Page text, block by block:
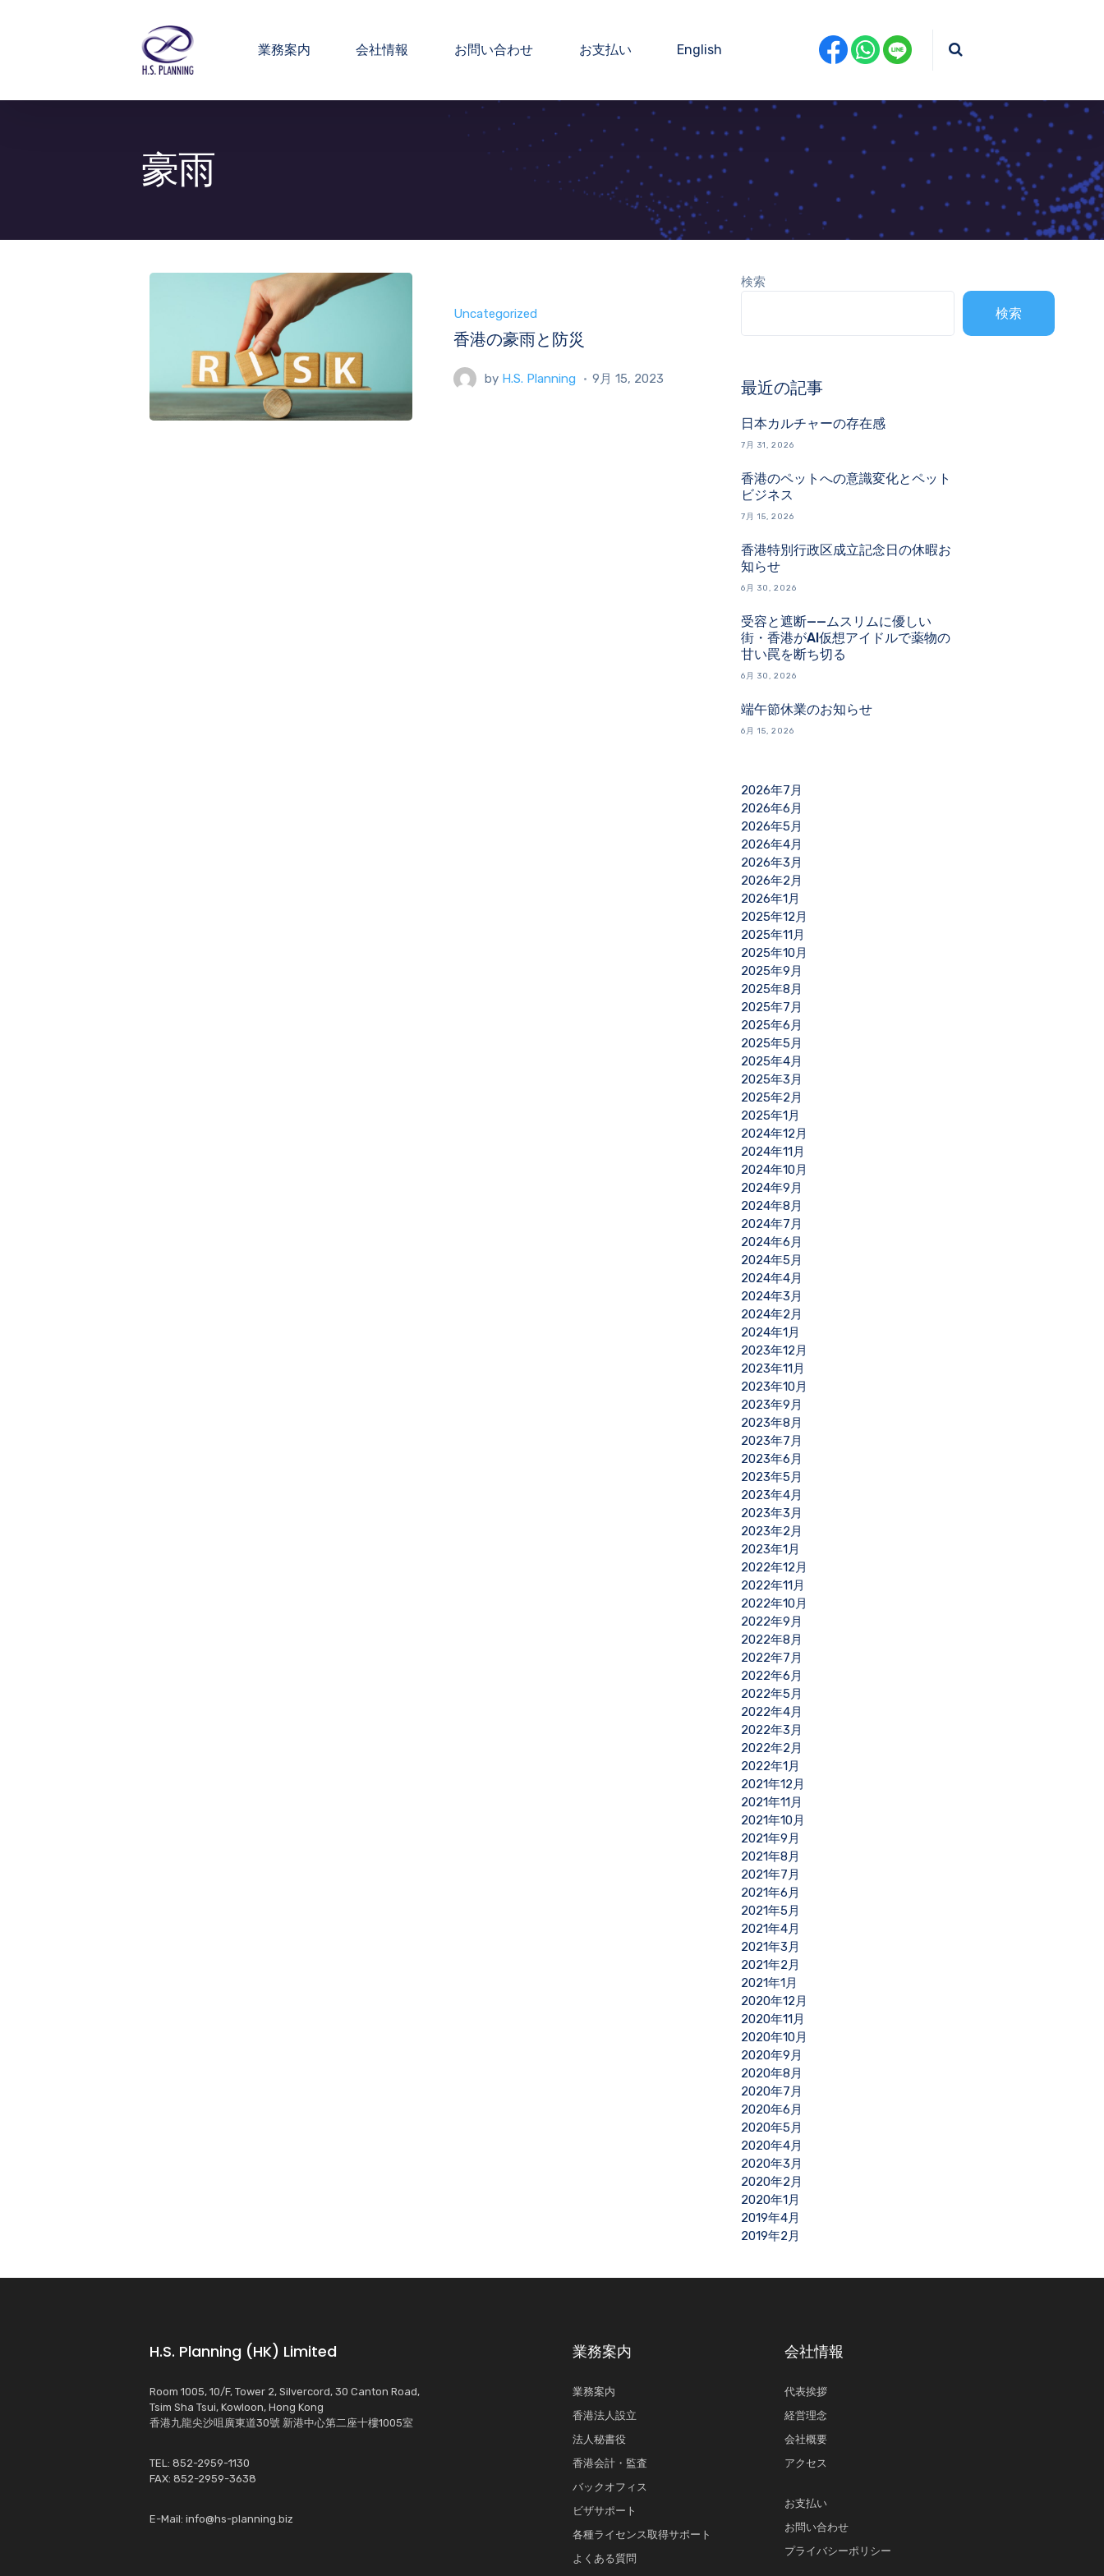
業務案内 会社情報 お問い合わせ お支払い English
豪雨
Uncategorized
香港の豪雨と防災
by H.S. Planning 9月 15, 2023
検索
検索
最近の記事
日本カルチャーの存在感
7月 31, 2026
香港のペットへの意識変化とペット
ビジネス
7月 15, 2026
香港特別行政区成立記念日の休暇お
知らせ
6月 30, 2026
受容と遮断——ムスリムに優しい
街・香港がAI仮想アイドルで薬物の
甘い罠を断ち切る
6月 30, 2026
端午節休業のお知らせ
6月 15, 2026
2026年7月
2026年6月
2026年5月
2026年4月
2026年3月
2026年2月
2026年1月
2025年12月
2025年11月
2025年10月
2025年9月
2025年8月
2025年7月
2025年6月
2025年5月
2025年4月
2025年3月
2025年2月
2025年1月
2024年12月
2024年11月
2024年10月
2024年9月
2024年8月
2024年7月
2024年6月
2024年5月
2024年4月
2024年3月
2024年2月
2024年1月
2023年12月
2023年11月
2023年10月
2023年9月
2023年8月
2023年7月
2023年6月
2023年5月
2023年4月
2023年3月
2023年2月
2023年1月
2022年12月
2022年11月
2022年10月
2022年9月
2022年8月
2022年7月
2022年6月
2022年5月
2022年4月
2022年3月
2022年2月
2022年1月
2021年12月
2021年11月
2021年10月
2021年9月
2021年8月
2021年7月
2021年6月
2021年5月
2021年4月
2021年3月
2021年2月
2021年1月
2020年12月
2020年11月
2020年10月
2020年9月
2020年8月
2020年7月
2020年6月
2020年5月
2020年4月
2020年3月
2020年2月
2020年1月
2019年4月
2019年2月
H.S. Planning (HK) Limited
Room 1005, 10/F, Tower 2, Silvercord, 30 Canton Road,
Tsim Sha Tsui, Kowloon, Hong Kong
香港九龍尖沙咀廣東道30號 新港中心第二座十樓1005室
TEL: 852-2959-1130
FAX: 852-2959-3638
E-Mail: info@hs-planning.biz
業務案内
業務案内
香港法人設立
法人秘書役
香港会計・監査
バックオフィス
ビザサポート
各種ライセンス取得サポート
よくある質問
会社情報
代表挨拶
経営理念
会社概要
アクセス
お支払い
お問い合わせ
プライバシーポリシー